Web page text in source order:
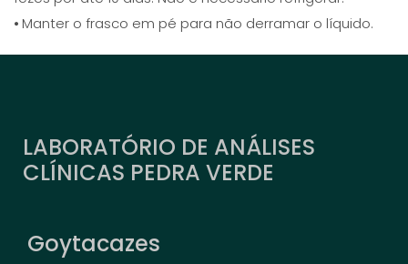
⦁ Manter o frasco em pé para não derramar o líquido.
LABORATÓRIO DE ANÁLISES
CLÍNICAS PEDRA VERDE
Goytacazes